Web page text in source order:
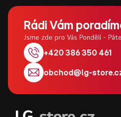
u
Rádi Vám
Jsme zde pro Vás Pondělí -
+420 386 350 461
obchod@lg-